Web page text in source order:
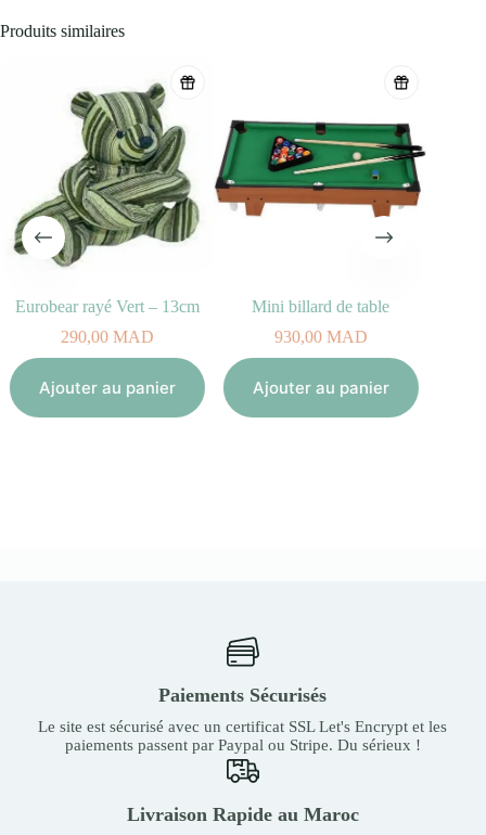
Produits similaires
Eurobear rayé Vert – 13cm
290,00MAD
Ajouter au panier
Mini billard de table
930,00MAD
Ajouter au panier
Paiements Sécurisés
Le site est sécurisé avec un certificat SSL Let's Encrypt et les
paiements passent par Paypal ou Stripe. Du sérieux !
Livraison Rapide au Maroc